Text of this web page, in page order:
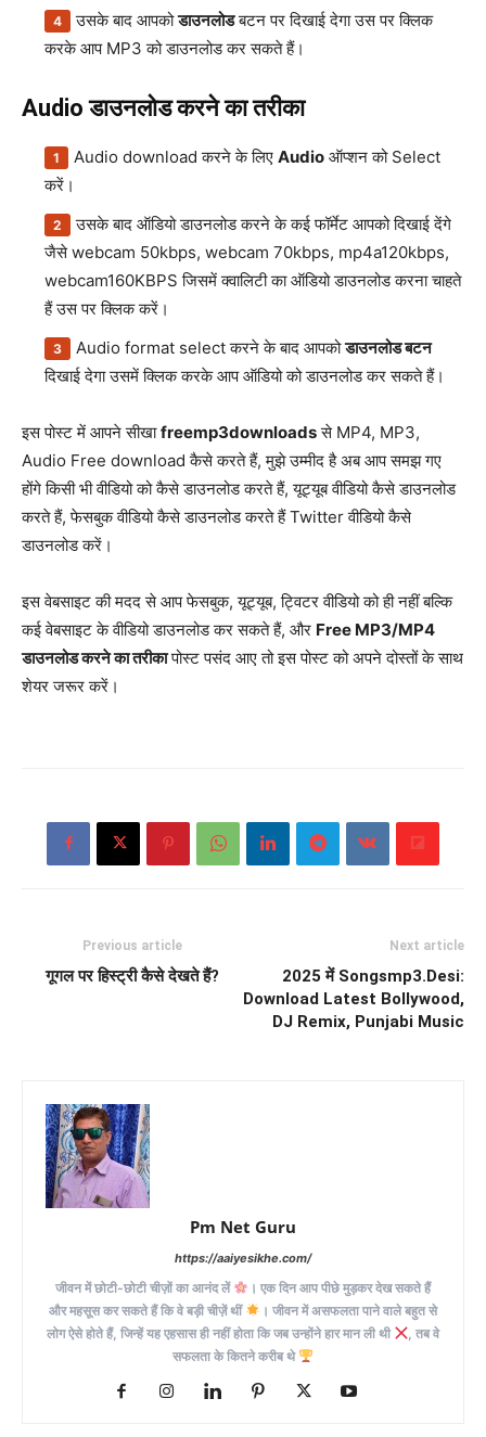
उसके बाद आपकोडाउनलोडबटन पर दिखाई देगा उस पर क्लिक
करके आप MP3 को डाउनलोड कर सकते हैं।
Audio डाउनलोड करने का तरीका
Audio download करने के लिए Audio ऑप्शन को Select
करें।
उसके बाद ऑडियो डाउनलोड करने के कई फॉर्मेट आपको दिखाई देंगे
जैसे webcam 50kbps, webcam 70kbps, mp4a120kbps,
webcam160KBPS जिसमें क्वालिटी का ऑडियो डाउनलोड करना चाहते
हैं उस पर क्लिक करें।
Audio format select करने के बाद आपकोडाउनलोड बटन
दिखाई देगा उसमें क्लिक करके आप ऑडियो को डाउनलोड कर सकते हैं।
इस पोस्ट में आपने सीखाfreemp3downloadsसे MP4, MP3,
Audio Free download कैसे करते हैं, मुझे उम्मीद है अब आप समझ गए
होंगे किसी भी वीडियो को कैसे डाउनलोड करते हैं, यूट्यूब वीडियो कैसे डाउनलोड
करते हैं, फेसबुक वीडियो कैसे डाउनलोड करते हैं Twitter वीडियो कैसे
डाउनलोड करें।
इस वेबसाइट की मदद से आप फेसबुक, यूट्यूब, ट्विटर वीडियो को ही नहीं बल्कि
कई वेबसाइट के वीडियो डाउनलोड कर सकते हैं, और Free MP3/MP4
डाउनलोड करने का तरीकापोस्ट पसंद आए तो इस पोस्ट को अपने दोस्तों के साथ
शेयर जरूर करें।
Previous article
गूगल पर हिस्ट्री कैसे देखते हैं?
Next article
2025 में Songsmp3.Desi:
Download Latest Bollywood,
DJ Remix, Punjabi Music
Pm Net Guru
https://aaiyesikhe.com/
जीवन में छोटी-छोटी चीज़ों का आनंद लें
। एक दिन आप पीछे मुड़कर देख सकते हैं
और महसूस कर सकते हैं कि वे बड़ी चीज़ें थीं
। जीवन में असफलता पाने वाले बहुत से
लोग ऐसे होते हैं, जिन्हें यह एहसास ही नहीं होता कि जब उन्होंने हार मान ली थी
, तब वे
सफलता के कितने करीब थे